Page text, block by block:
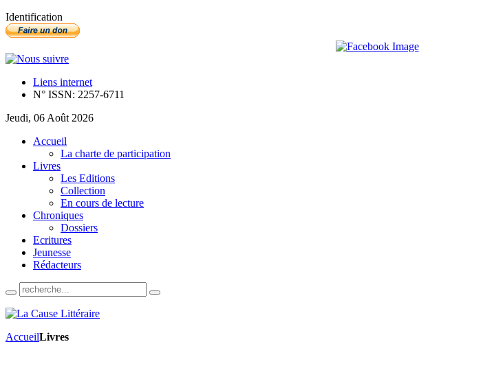
Identification
Liens internet
N° ISSN: 2257-6711
Jeudi, 06 Août 2026
Accueil
La charte de participation
Livres
Les Editions
Collection
En cours de lecture
Chroniques
Dossiers
Ecritures
Jeunesse
Rédacteurs
AccueilLivres